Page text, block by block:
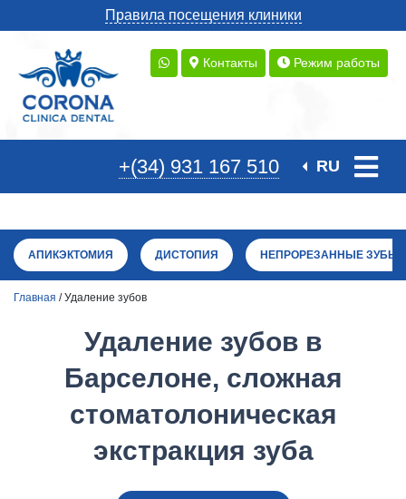
Правила посещения клиники
Контакты Режим работы
+(34) 931 167 510 RU
АПИКЭКТОМИЯ ДИСТОПИЯ НЕПРОРЕЗАННЫЕ ЗУБЫ
Главная / Удаление зубов
Удаление зубов в
Барселоне, сложная
стоматолоническая
экстракция зуба